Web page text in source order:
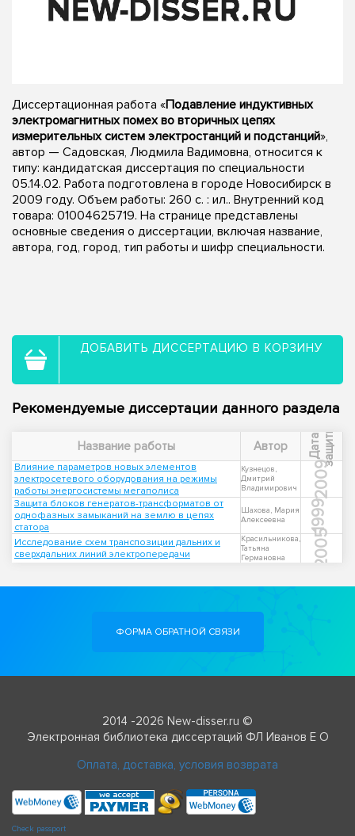
Диссертационная работа «Подавление индуктивных
электромагнитных помех во вторичных цепях
измерительных систем электростанций и подстанций»,
автор — Садовская, Людмила Вадимовна, относится к
типу: кандидатская диссертация по специальности
05.14.02. Работа подготовлена в городе Новосибирск в
2009 году. Объем работы: 260 с. : ил.. Внутренний код
товара: 01004625719. На странице представлены
основные сведения о диссертации, включая название,
автора, год, город, тип работы и шифр специальности.
ДОБАВИТЬ ДИССЕРТАЦИЮ В КОРЗИНУ
Рекомендуемые диссертации данного раздела
Название работы Автор Д
а
т
а
з
а
щ
и
т ы
Влияние параметров новых элементов
электросетевого оборудования на режимы
работы энергосистемы мегаполиса
Кузнецов,
Дмитрий
Владимирович
2009
Защита блоков генератов-трансформатов от
однофазных замыканий на землю в цепях
статора
Шахова, Мария
Алексеевна
1999
Исследование схем транспозиции дальних и
сверхдальних линий электропередачи
Красильникова,
Татьяна
Германовна
2005
ФОРМА ОБРАТНОЙ СВЯЗИ
2014 -2026 New-disser.ru ©
Электронная библиотека диссертаций ФЛ Иванов Е О
Оплата, доставка, условия возврата
Check passport